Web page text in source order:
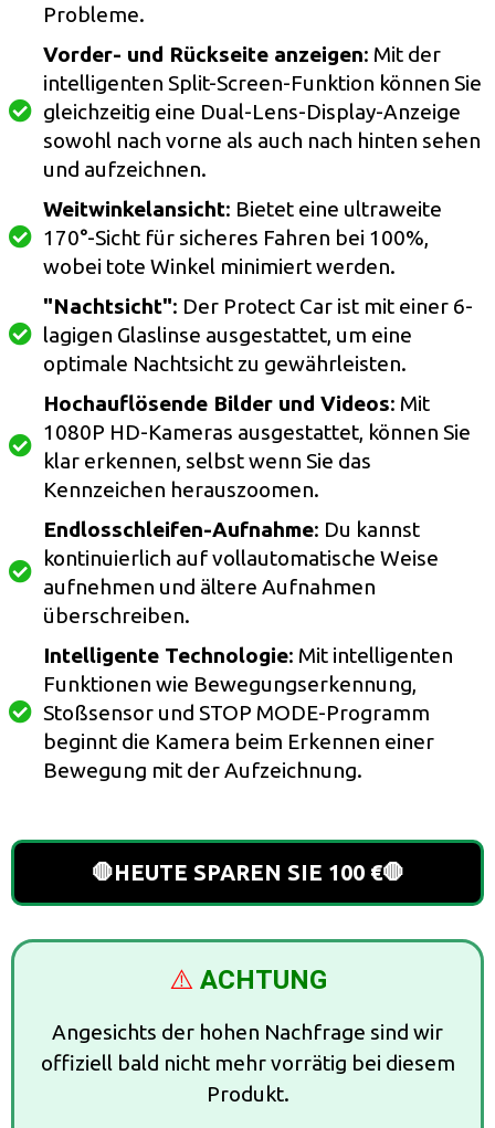
Probleme.
Vorder- und Rückseite anzeigen: Mit der
intelligenten Split-Screen-Funktion können Sie
gleichzeitig eine Dual-Lens-Display-Anzeige
sowohl nach vorne als auch nach hinten sehen
und aufzeichnen.
Weitwinkelansicht: Bietet eine ultraweite
170°-Sicht für sicheres Fahren bei 100%,
wobei tote Winkel minimiert werden.
"Nachtsicht": Der Protect Car ist mit einer 6-
lagigen Glaslinse ausgestattet, um eine
optimale Nachtsicht zu gewährleisten.
Hochauflösende Bilder und Videos: Mit
1080P HD-Kameras ausgestattet, können Sie
klar erkennen, selbst wenn Sie das
Kennzeichen herauszoomen.
Endlosschleifen-Aufnahme: Du kannst
kontinuierlich auf vollautomatische Weise
aufnehmen und ältere Aufnahmen
überschreiben.
Intelligente Technologie: Mit intelligenten
Funktionen wie Bewegungserkennung,
Stoßsensor und STOP MODE-Programm
beginnt die Kamera beim Erkennen einer
Bewegung mit der Aufzeichnung.
🛑HEUTE SPAREN SIE 100 €🛑
⚠️ ACHTUNG
Angesichts der hohen Nachfrage sind wir
offiziell bald nicht mehr vorrätig bei diesem
Produkt.